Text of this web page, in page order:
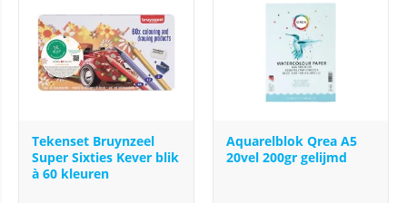
Tekenset Bruynzeel
Super Sixties Kever blik
à 60 kleuren
Aquarelblok Qrea A5
20vel 200gr gelijmd